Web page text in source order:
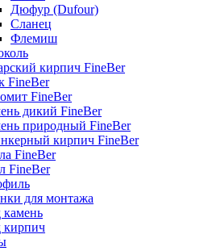
Дюфур (Dufour)
Сланец
Флемиш
кирпич FineBer
FineBer
FineBer
дикий FineBer
природный FineBer
кирпич FineBer
FineBer
FineBer
для монтажа
кирпич